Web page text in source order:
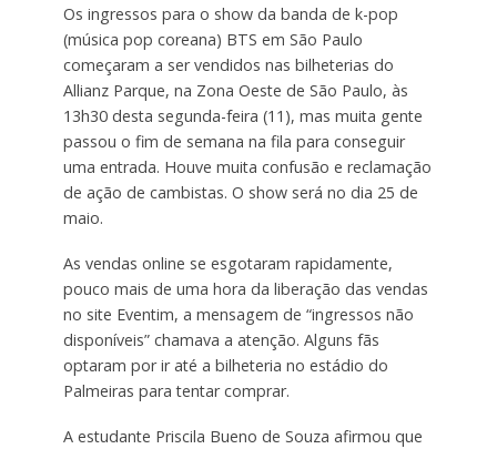
Os ingressos para o show da banda de k-pop
(música pop coreana) BTS em São Paulo
começaram a ser vendidos nas bilheterias do
Allianz Parque, na Zona Oeste de São Paulo, às
13h30 desta segunda-feira (11), mas muita gente
passou o fim de semana na fila para conseguir
uma entrada. Houve muita confusão e reclamação
de ação de cambistas. O show será no dia 25 de
maio.
As vendas online se esgotaram rapidamente,
pouco mais de uma hora da liberação das vendas
no site Eventim, a mensagem de “ingressos não
disponíveis” chamava a atenção. Alguns fãs
optaram por ir até a bilheteria no estádio do
Palmeiras para tentar comprar.
A estudante Priscila Bueno de Souza afirmou que